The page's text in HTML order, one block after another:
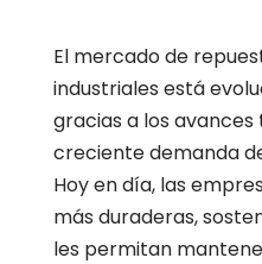
El mercado de
industriales está
gracias a los
creciente demanda
Hoy en día, las
más duraderas,
les permitan